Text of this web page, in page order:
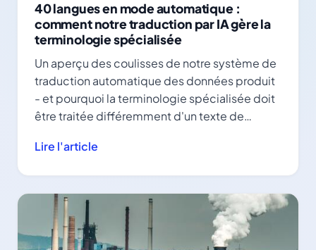
40 langues en mode automatique :
comment notre traduction par IA gère la
terminologie spécialisée
Un aperçu des coulisses de notre système de
traduction automatique des données produit
- et pourquoi la terminologie spécialisée doit
être traitée différemment d'un texte de
Lire l'article